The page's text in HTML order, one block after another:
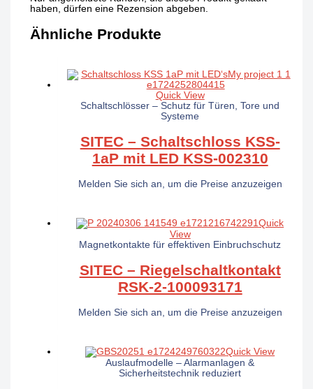
haben, dürfen eine Rezension abgeben.
Ähnliche Produkte
Quick View
Schaltschlösser – Schutz für Türen, Tore und
Systeme
SITEC – Schaltschloss KSS-
1aP mit LED KSS-002310
Melden Sie sich an, um die Preise anzuzeigen
Quick
View
Magnetkontakte für effektiven Einbruchschutz
SITEC – Riegelschaltkontakt
RSK-2-100093171
Melden Sie sich an, um die Preise anzuzeigen
Quick View
Auslaufmodelle – Alarmanlagen &
Sicherheitstechnik reduziert